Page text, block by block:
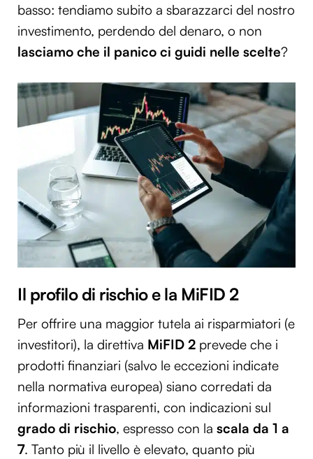
basso: tendiamo subito a sbarazzarci del nostro
investimento, perdendo del denaro, o non
lasciamo che il panico ci guidi nelle scelte?
Il profilo di rischio e la MiFID 2
Per offrire una maggior tutela ai risparmiatori (e
investitori), la direttiva MiFID 2 prevede che i
prodotti finanziari (salvo le eccezioni indicate
nella normativa europea) siano corredati da
informazioni trasparenti, con indicazioni sul
grado di rischio, espresso con la scala da 1 a
7. Tanto più il livello è elevato, quanto più